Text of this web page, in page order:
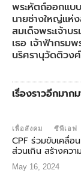
พระหัตถ์ออกแบ
นายช่างใหญ่แห่
สมเด็จพระเจ้าบ
เธอ เจ้าฟ้ากรมพ
นริศรานุวัดติวงศ์
เรื่องราวอีกมา
เพื่อสังคม ซีพีเอฟ
CPF ร่วมขับเคลื่อ
ส่วนเกิน สร้างคว
May 16, 2024